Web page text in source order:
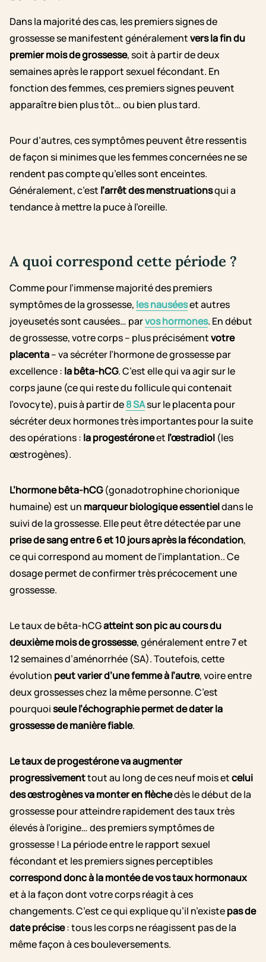
Dans la majorité des cas, les premiers signes de
grossesse se manifestent généralementvers la fin du
premier mois de grossesse, soit à partir de deux
semaines après le rapport sexuel fécondant. En
fonction des femmes, ces premiers signes peuvent
apparaître bien plus tôt… ou bien plus tard.
Pour d’autres, ces symptômes peuvent être ressentis
de façon si minimes que les femmes concernées ne se
rendent pas compte qu’elles sont enceintes.
Généralement, c’est l’arrêt des menstruationsqui a
tendance à mettre la puce à l’oreille.
A quoi correspond cette période ?
Comme pour l’immense majorité des premiers
symptômes de la grossesse, les nauséeset autres
joyeusetés sont causées… parvos hormones. En début
de grossesse, votre corps – plus précisémentvotre
placenta– va sécréter l’hormone de grossesse par
excellence : la bêta-hCG. C’est elle qui va agir sur le
corps jaune (ce qui reste du follicule qui contenait
l’ovocyte), puis à partir de8 SAsur le placenta pour
sécréter deux hormones très importantes pour la suite
des opérations : la progestéroneet l’œstradiol (les
œstrogènes).
L’hormone bêta-hCG(gonadotrophine chorionique
humaine) est un marqueur biologiqueessentieldans le
suivi de la grossesse. Elle peut être détectée par une
prise de sang entre 6 et 10 jours après la fécondation,
ce qui correspond au moment de l’implantation.. Ce
dosage permet de confirmer très précocement une
grossesse.
Le taux de bêta-hCGatteint son pic au cours du
deuxième mois de grossesse, généralement entre 7 et
12 semaines d’aménorrhée (SA). Toutefois, cette
évolution peut varier d’une femme à l’autre, voire entre
deux grossesses chez la même personne. C’est
pourquoiseule l’échographie permet de dater la
grossesse de manière fiable.
Le taux de progestérone va augmenter
progressivementtout au long de ces neuf mois etcelui
des œstrogènes va monter en flèchedès le début de la
grossesse pour atteindre rapidement des taux très
élevés à l’origine… des premiers symptômes de
grossesse ! La période entre le rapport sexuel
fécondant et les premiers signes perceptibles
correspond donc à la montée de vos taux hormonaux
et à la façon dont votre corps réagit à ces
changements. C’est ce qui explique qu’il n’existepas de
date précise: tous les corps ne réagissent pas de la
même façon à ces bouleversements.